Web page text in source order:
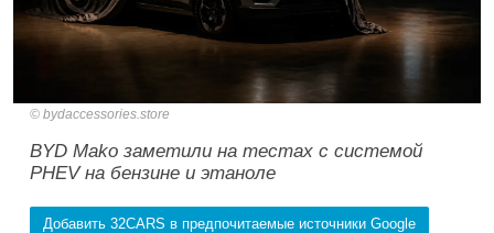
bydaccessories.store
BYD Mako заметили на тестах с системой
PHEV на бензине и этаноле
Добавить 32CARS в предпочитаемые источники Google